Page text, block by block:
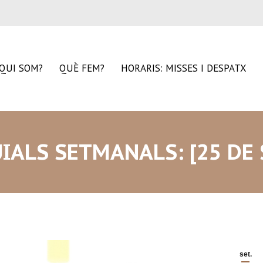
SOM? QUÈ FEM? HORARIS: MISSES I DESPATX
SETMANALS: [25
set.